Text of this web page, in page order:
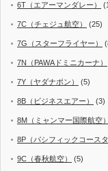
6T（エアーマンダレー）
7C（チェジュ航空） (25)
7G（スターフライヤー）
7N（PAWAドミニカーナ）
7Y（ヤダナポン） (5)
8B（ビジネスエアー） (3)
8M（ミャンマー国際航空）
8P（パシフィックコースタ
9C（春秋航空） (5)